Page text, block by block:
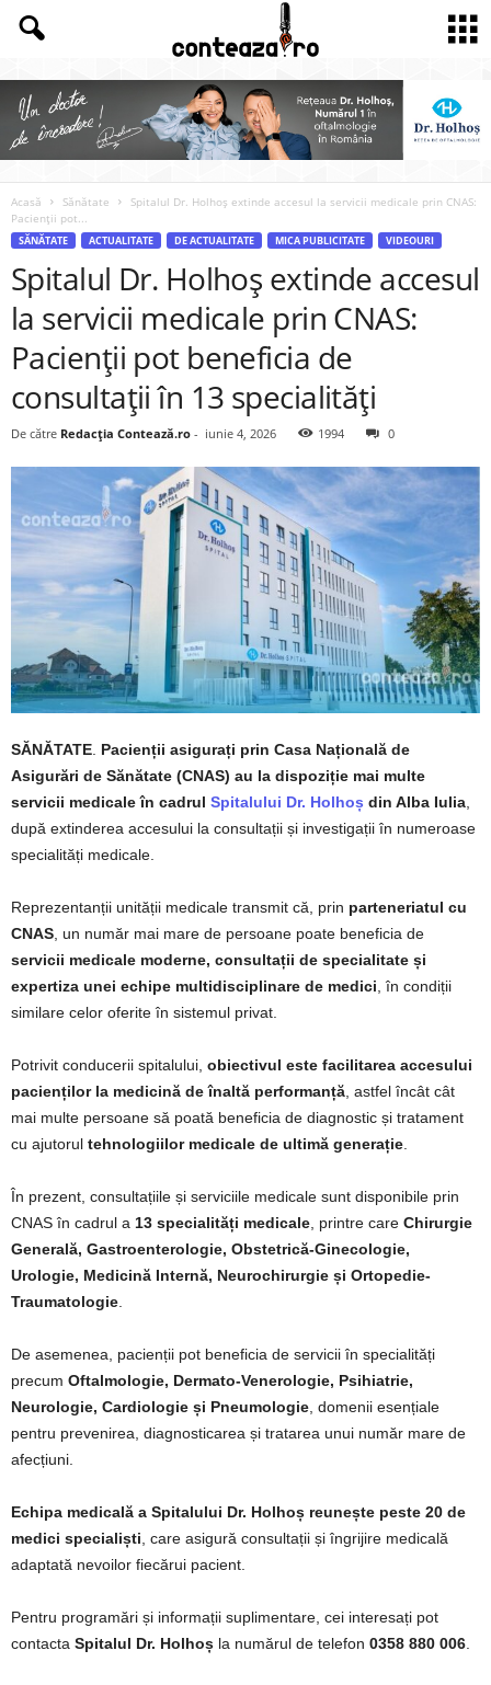
Acasă Sănătate
Spitalul Dr. Holhoș extinde accesul la servicii medicale prin CNAS:
Pacienții pot...
SĂNĂTATE ACTUALITATE DE ACTUALITATE MICA PUBLICITATE VIDEOURI
Spitalul Dr. Holhoș extinde accesul
la servicii medicale prin CNAS:
Pacienții pot beneficia de
consultații în 13 specialități
De către Redacția Contează.ro - iunie 4, 2026 1994 0
SĂNĂTATE Pacienții asigurați prin Casa Națională de
Asigurări de Sănătate (CNAS) au la dispoziție mai multe
servicii medicale în cadrul Spitalului Dr. Holhoș din Alba Iulia
după extinderea accesului la consultații și investigații în numeroase
specialități medicale.
Reprezentanții unității medicale transmit că, prin parteneriatul cu
CNAS , un număr mai mare de persoane poate beneficia de
servicii medicale moderne, consultații de specialitate și
expertiza unei echipe multidisciplinare de medici , în condiții
similare celor oferite în sistemul privat.
Potrivit conducerii spitalului, obiectivul este facilitarea accesului
pacienților la medicină de înaltă performanță , astfel încât cât
mai multe persoane să poată beneficia de diagnostic și tratament
cu ajutorul tehnologiilor medicale de ultimă generație
În prezent, consultațiile și serviciile medicale sunt disponibile prin
CNAS în cadrul a 13 specialități medicale , printre care Chirurgie
Generală, Gastroenterologie, Obstetrică-Ginecologie,
Urologie, Medicină Internă, Neurochirurgie și Ortopedie-
Traumatologie
De asemenea, pacienții pot beneficia de servicii în specialități
precum Oftalmologie, Dermato-Venerologie, Psihiatrie,
Neurologie, Cardiologie și Pneumologie , domenii esențiale
pentru prevenirea, diagnosticarea și tratarea unui număr mare de
afecțiuni.
Echipa medicală a Spitalului Dr. Holhoș reunește peste 20 de
medici specialiști , care asigură consultații și îngrijire medicală
adaptată nevoilor fiecărui pacient.
Pentru programări și informații suplimentare, cei interesați pot
contacta Spitalul Dr. Holhoș la numărul de telefon 0358 880 006